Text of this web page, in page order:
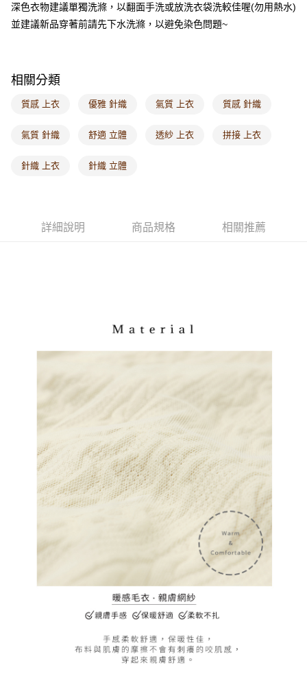
宅配
每筆NT$60，滿NT$1,000(含以上)免運費
海外配送-港/澳/新/馬/泰國專屬 查看運費
海外配送-其他亞洲地區 查看運費
深色衣物建議單獨洗滌，以翻面手洗或放洗衣袋洗較佳喔(勿用熱水)
並建議新品穿著前請先下水洗滌，以避免染色問題~
相關分類
質感 上衣 優雅 針織 氣質 上衣 質感 針織
氣質 針織 舒適 立體 透紗 上衣 拼接 上衣
針織 上衣 針織 立體
詳細說明 商品規格 相關推薦